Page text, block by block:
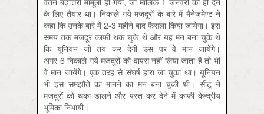
के लिए तैयार था। निकाले गये मजदूरों के बारे में मैनेजमेण्ट ने
कहा कि उनके बारे में 2-3 महीने बाद फैसला किया जायेगा। इस
समय तक मजदूर काफी थक चुके थे और यह मन बना चुके थे
कि यूनियन जो तय कर देगी उस पर वे मान जायेंगे।
अगर 6 निकाले गये मजदूरों को वापस नहीं लिया जाता है तो भी
वे मान जायेंगे। एक तरह से संघर्ष हारा जा चुका था। यूनियन
भी इस समझौते का मानने का मन बना चुकी थी। सीटू ने
मजदूरों को थका डालने और पस्त कर देने में काफी केन्द्रीय
भूमिका निभायी।